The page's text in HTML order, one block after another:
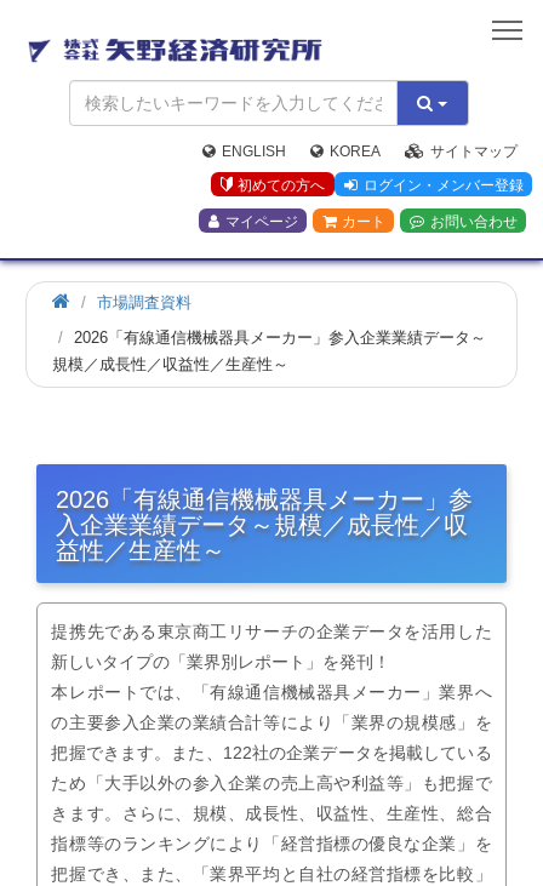
矢
野
経
済
研
究
所
ENGLISH KOREA
サイトマップ
初めての方へ
ログイン・メンバー登録
マイページ カート お問い合わせ
市場調査資料
2026「有線通信機械器具メーカー」参入企業業績データ～
規模／成長性／収益性／生産性～
2026「有線通信機械器具メーカー」参
入企業業績データ～規模／成長性／収
益性／生産性～
提携先である東京商工リサーチの企業データを活用した
新しいタイプの「業界別レポート」を発刊！
本レポートでは、「有線通信機械器具メーカー」業界へ
の主要参入企業の業績合計等により「業界の規模感」を
把握できます。また、122社の企業データを掲載している
ため「大手以外の参入企業の売上高や利益等」も把握で
きます。さらに、規模、成長性、収益性、生産性、総合
指標等のランキングにより「経営指標の優良な企業」を
把握でき、また、「業界平均と自社の経営指標を比較」